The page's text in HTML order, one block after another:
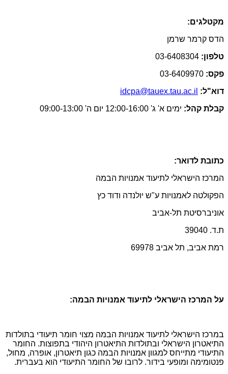
מקטלגים:
הדס קרמר שרמן
טלפון:
פקס:
דוא"ל: idcpa@tauex.tau.ac.il
קבלת קהל: ימים א' ג' 12:00-16:00 יום ה' 09:00-13:00
כתובת לדואר:
המרכז הישראלי לתיעוד אמנויות הבמה
הפקולטה לאמנויות ע"ש יולנדה ודוד כץ
אוניברסיטת תל-אביב
ת.ד. 39040
רמת אביב, תל אביב 69978
על המרכז הישראלי לתיעוד אמנויות הבמה:
במרכז הישראלי לתיעוד אמנויות הבמה מצוי חומר תיעודי בתולדות
התיאטרון הישראלי ובתולדות התיאטרון היהודי בתפוצות. החומר
התיעודי מתייחס למגוון אמנויות הבמה כגון תיאטרון, אופרה, מחול,
פנטומימה ומופעי בידור. לרובו של החומר התיעודי הוא בעברית.